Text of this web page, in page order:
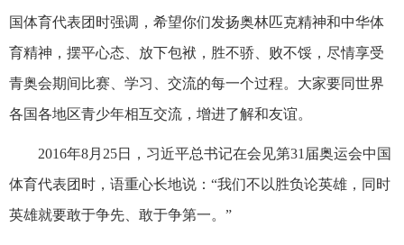
国体育代表团时强调，希望你们发扬奥林匹克精神和中华体
育精神，摆平心态、放下包袱，胜不骄、败不馁，尽情享受
青奥会期间比赛、学习、交流的每一个过程。大家要同世界
各国各地区青少年相互交流，增进了解和友谊。
2016年8月25日，习近平总书记在会见第31届奥运会中国
体育代表团时，语重心长地说：“我们不以胜负论英雄，同时
英雄就要敢于争先、敢于争第一。”